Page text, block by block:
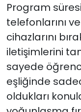
Program
telefonlarını
cihazlarını
iletişimlerini
sayede
eşliğinde
oldukları